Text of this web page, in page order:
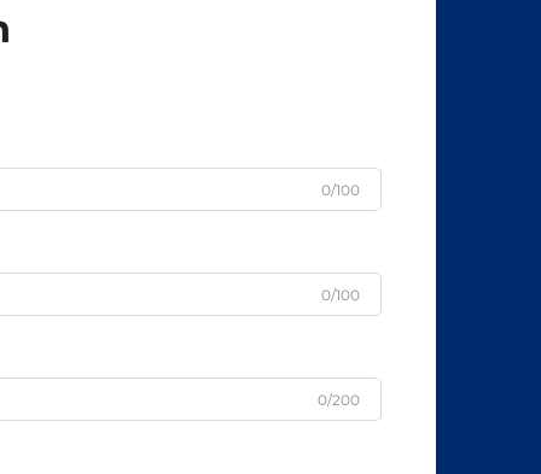
0/100
0/100
0/200